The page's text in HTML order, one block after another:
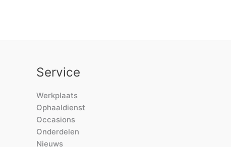
Service
Werkplaats
Ophaaldienst
Occasions
Onderdelen
Nieuws